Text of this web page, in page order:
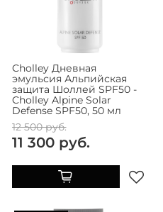
Cholley Дневная
эмульсия Альпийская
защита Шоллей SPF50 -
Cholley Alpine Solar
Defense SPF50, 50 мл
12 500 руб.
11 300 руб.